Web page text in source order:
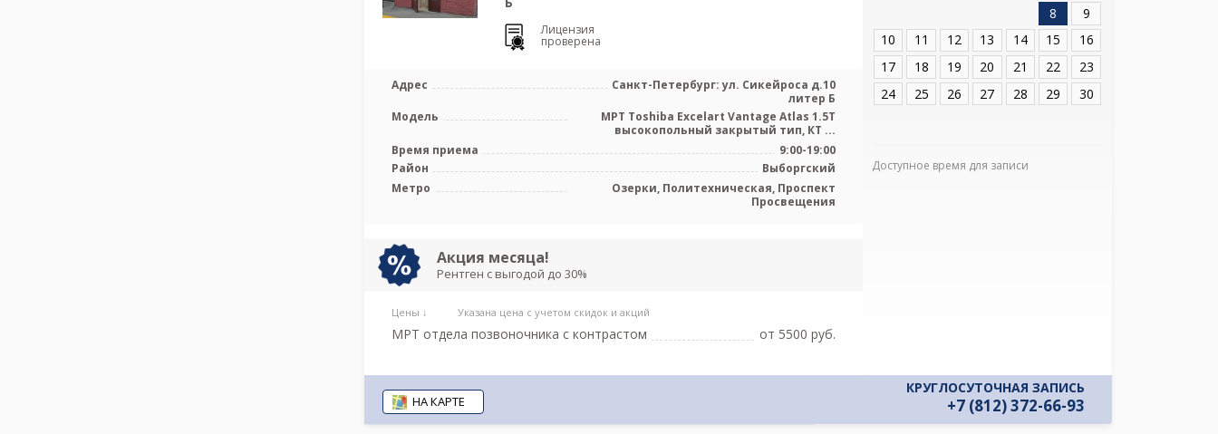
Лицензия
проверена
Адрес
Санкт-Петербург: ул. Сикейроса д.10
литер Б
Модель
МРТ Toshiba Excelart Vantage Atlas 1.5T
высокопольный закрытый тип, КТ ...
Время приема
9:00-19:00
Район
Выборгский
Метро
Озерки, Политехническая, Проспект
Просвещения
Акция месяца!
Рентген с выгодой до 30%
Цены ↓ Указана цена с учетом скидок и акций
МРТ отдела позвоночника c контрастом от 5500 pуб.
8
9
10
11 12 13 14 15
16
17
18 19 20 21 22
23
24
25 26 27 28 29 30
Доступное время для записи
НА КАРТЕ
КРУГЛОСУТОЧНАЯ ЗАПИСЬ
+7 (812) 372-66-93